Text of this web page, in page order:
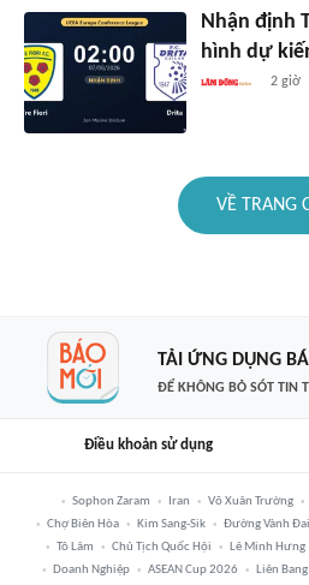
Nhận định
hình dự
2 giờ
VỀ TRANG
TẢI ỨNG DỤNG
ĐỂ KHÔNG BỎ SÓT TIN
Điều khoản sử dụng
Sophon Zaram Iran Võ Xuân Trường
Chợ Biên Hòa
Kim Sang-Sik Đường Vành
Tô Lâm
Chủ Tịch Quốc Hội Lê Minh Hưng
Doanh Nghiệp
ASEAN Cup 2026 Liên